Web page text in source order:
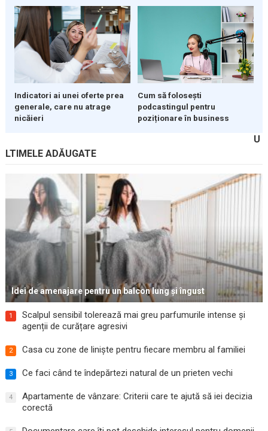
Indicatori ai unei oferte prea
generale, care nu atrage
nicăieri
Cum să folosești
podcastingul pentru
poziționare în business
U
LTIMELE ADĂUGATE
Idei de amenajare pentru un balcon lung și îngust
1
Scalpul sensibil tolerează mai greu parfumurile intense și
agenții de curățare agresivi
2 Casa cu zone de liniște pentru fiecare membru al familiei
3 Ce faci când te îndepărtezi natural de un prieten vechi
4
Apartamente de vânzare: Criterii care te ajută să iei decizia
corectă